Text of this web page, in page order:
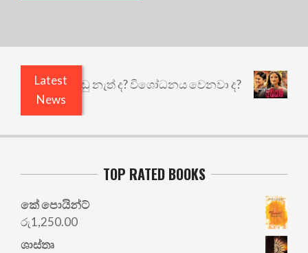
Latest
News
ඇතුළෙයි කුඩු නැත් ද? විශෝධනය වෙනවා ද?
TOP RATED BOOKS
කේ පොයින්ට්
රු1,250.00
ශාස්තෘ